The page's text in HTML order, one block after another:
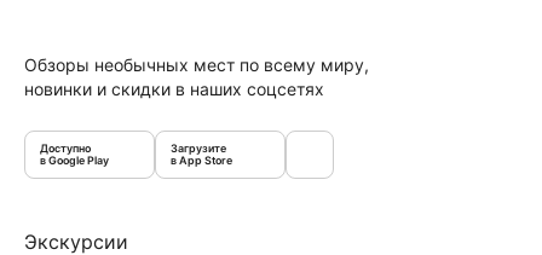
Обзоры необычных мест по всему миру,
новинки и скидки в наших соцсетях
Доступно
в Google Play
Загрузите
в App Store
Экскурсии